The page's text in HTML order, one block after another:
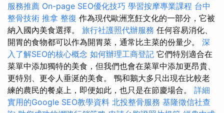
服務推薦 On-page SEO優化技巧 學習按摩專業課程 台中
整骨技術 推拿 整復 作為現代歐洲烹飪文化的一部分，它被
納入國內美食選擇。 旅行社護照代辦服務 任何容易消化、
開胃的食物都可以作為開胃菜，通常比主菜的份量少。 深
入了解SEO的核心概念 如何辦理工商登記 它們特別適合在
菜單中添加獨特的美食，但我們也會在菜單中添加更昂貴、
更特別、更令人垂涎的美食。 鴨和鵝大多只出現在比較老
練的農民的餐桌上，即便如此，也只是在節慶場合。 詳細
實用的Google SEO教學資料 北投整骨服務 基隆徵信社查